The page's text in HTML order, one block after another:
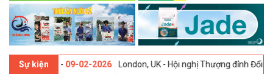
Sự kiện
lần thứ 13 - 09-02-2026 London, UK - Hội nghị Thượng đỉnh Đổi mới